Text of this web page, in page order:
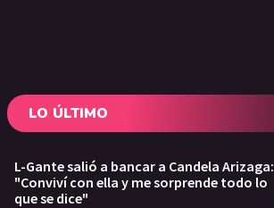
LO ÚLTIMO
L-Gante salió a bancar a Candela Arizaga:
"Conviví con ella y me sorprende todo lo
que se dice"